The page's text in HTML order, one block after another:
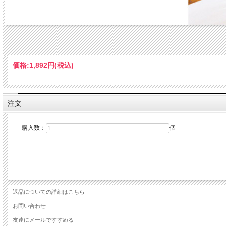
価格:1,892円(税込)
注文
購入数： 個
返品についての詳細はこちら
お問い合わせ
友達にメールですすめる